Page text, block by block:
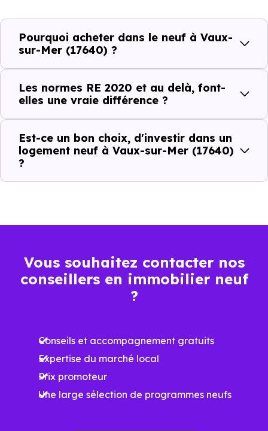
Normes énergétiques de
l’immobilier neuf
Isolations thermiques
et phoniques
Économies
luminosité
…
Performances
Pourquoi acheter dans le neuf à Vaux-
sur-Mer (17640) ?
Les normes RE 2020 et au delà, font-
elles une vraie différence ?
Est-ce un bon choix, d'investir dans un
logement neuf à Vaux-sur-Mer (17640)
?
Vous souhaitez contacter nos
conseillers en immobilier neuf
?
Conseils et accompagnement gratuits
Expertise du marché local
Prix promoteur
Une large sélection de programmes neufs